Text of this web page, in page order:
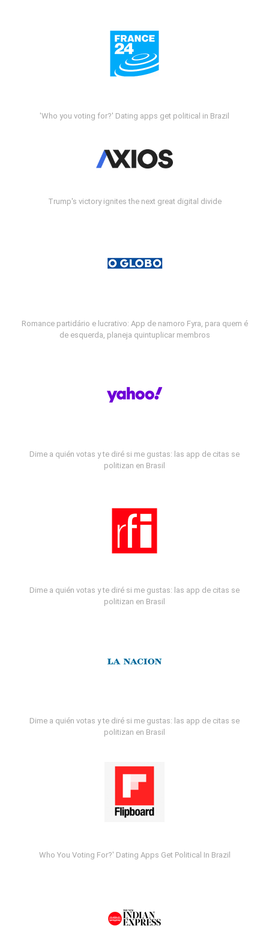
'Who you voting for?' Dating apps get political in Brazil
Trump's victory ignites the next great digital divide
Romance partidário e lucrativo: App de namoro Fyra, para quem é
de esquerda, planeja quintuplicar membros
Dime a quién votas y te diré si me gustas: las app de citas se
politizan en Brasil
Dime a quién votas y te diré si me gustas: las app de citas se
politizan en Brasil
Dime a quién votas y te diré si me gustas: las app de citas se
politizan en Brasil
Who You Voting For?' Dating Apps Get Political In Brazil